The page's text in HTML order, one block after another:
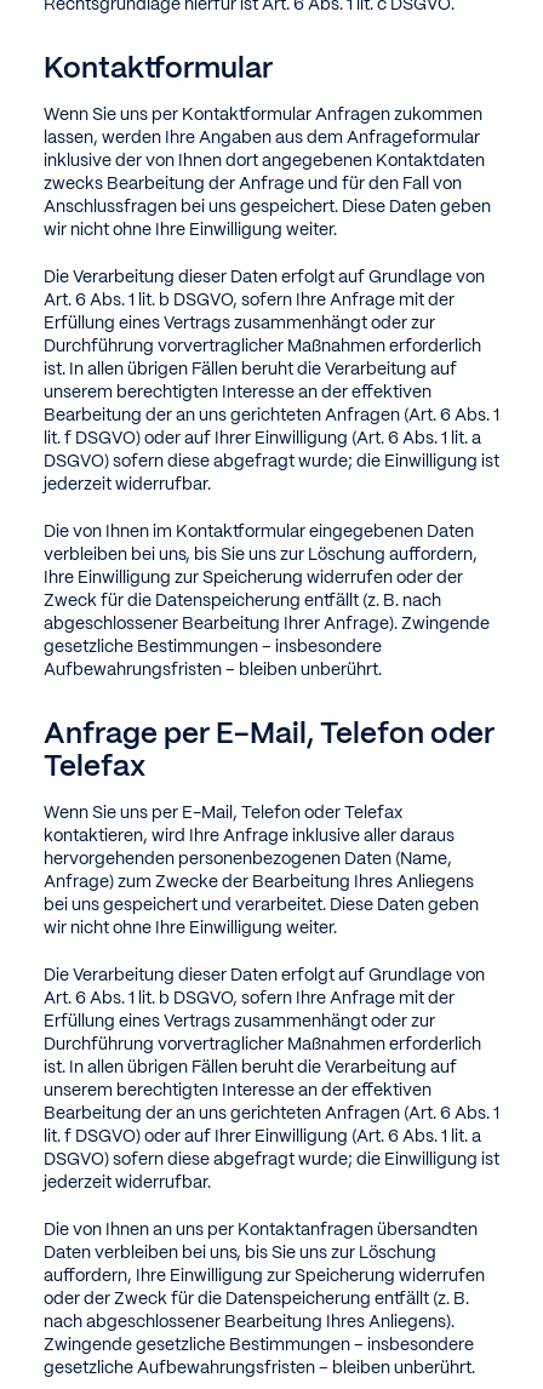
Rechtsgrundlage hierfür ist Art. 6 Abs. 1 lit. c DSGVO.
Kontaktformular
Wenn Sie uns per Kontaktformular Anfragen zukommen
lassen, werden Ihre Angaben aus dem Anfrageformular
inklusive der von Ihnen dort angegebenen Kontaktdaten
zwecks Bearbeitung der Anfrage und für den Fall von
Anschlussfragen bei uns gespeichert. Diese Daten geben
wir nicht ohne Ihre Einwilligung weiter.
Die Verarbeitung dieser Daten erfolgt auf Grundlage von
Art. 6 Abs. 1 lit. b DSGVO, sofern Ihre Anfrage mit der
Erfüllung eines Vertrags zusammenhängt oder zur
Durchführung vorvertraglicher Maßnahmen erforderlich
ist. In allen übrigen Fällen beruht die Verarbeitung auf
unserem berechtigten Interesse an der effektiven
Bearbeitung der an uns gerichteten Anfragen (Art. 6 Abs. 1
lit. f DSGVO) oder auf Ihrer Einwilligung (Art. 6 Abs. 1 lit. a
DSGVO) sofern diese abgefragt wurde; die Einwilligung ist
jederzeit widerrufbar.
Die von Ihnen im Kontaktformular eingegebenen Daten
verbleiben bei uns, bis Sie uns zur Löschung auffordern,
Ihre Einwilligung zur Speicherung widerrufen oder der
Zweck für die Datenspeicherung entfällt (z. B. nach
abgeschlossener Bearbeitung Ihrer Anfrage). Zwingende
gesetzliche Bestimmungen – insbesondere
Aufbewahrungsfristen – bleiben unberührt.
Anfrage per E-Mail, Telefon oder
Telefax
Wenn Sie uns per E-Mail, Telefon oder Telefax
kontaktieren, wird Ihre Anfrage inklusive aller daraus
hervorgehenden personenbezogenen Daten (Name,
Anfrage) zum Zwecke der Bearbeitung Ihres Anliegens
bei uns gespeichert und verarbeitet. Diese Daten geben
wir nicht ohne Ihre Einwilligung weiter.
Die Verarbeitung dieser Daten erfolgt auf Grundlage von
Art. 6 Abs. 1 lit. b DSGVO, sofern Ihre Anfrage mit der
Erfüllung eines Vertrags zusammenhängt oder zur
Durchführung vorvertraglicher Maßnahmen erforderlich
ist. In allen übrigen Fällen beruht die Verarbeitung auf
unserem berechtigten Interesse an der effektiven
Bearbeitung der an uns gerichteten Anfragen (Art. 6 Abs. 1
lit. f DSGVO) oder auf Ihrer Einwilligung (Art. 6 Abs. 1 lit. a
DSGVO) sofern diese abgefragt wurde; die Einwilligung ist
jederzeit widerrufbar.
Die von Ihnen an uns per Kontaktanfragen übersandten
Daten verbleiben bei uns, bis Sie uns zur Löschung
auffordern, Ihre Einwilligung zur Speicherung widerrufen
oder der Zweck für die Datenspeicherung entfällt (z. B.
nach abgeschlossener Bearbeitung Ihres Anliegens).
Zwingende gesetzliche Bestimmungen – insbesondere
gesetzliche Aufbewahrungsfristen – bleiben unberührt.